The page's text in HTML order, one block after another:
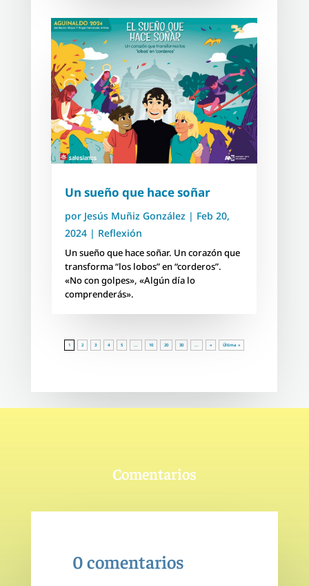
Un sueño que hace soñar
por Jesús Muñiz González| Feb 20,
2024| Reflexión
Un sueño que hace soñar. Un corazón que
transforma “los lobos” en “corderos”.
«No con golpes», «Algún día lo
comprenderás».
1 2 3 4 5 ... 10 20 30 ... » Última »
Comentarios
0 comentarios